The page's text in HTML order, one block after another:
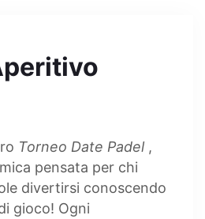
Torneo Date Padel ,
pensata per chi
divertirsi conoscendo
gioco! Ogni